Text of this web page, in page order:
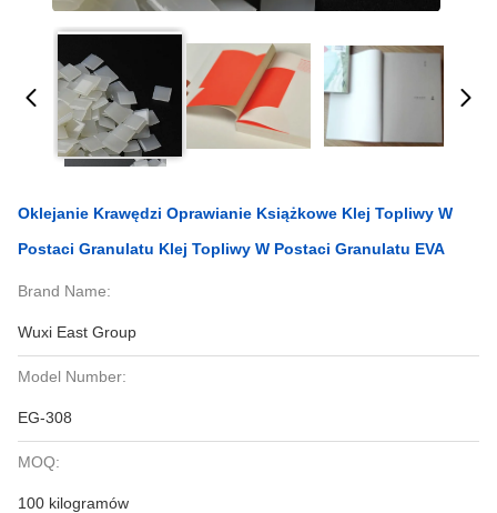
Oklejanie Krawędzi Oprawianie Książkowe Klej Topliwy W
Postaci Granulatu Klej Topliwy W Postaci Granulatu EVA
Brand Name:
Wuxi East Group
Model Number:
EG-308
MOQ:
100 kilogramów